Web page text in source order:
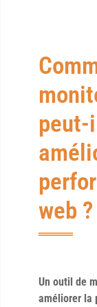
peut-
web ?
Un outil de
améliorer la